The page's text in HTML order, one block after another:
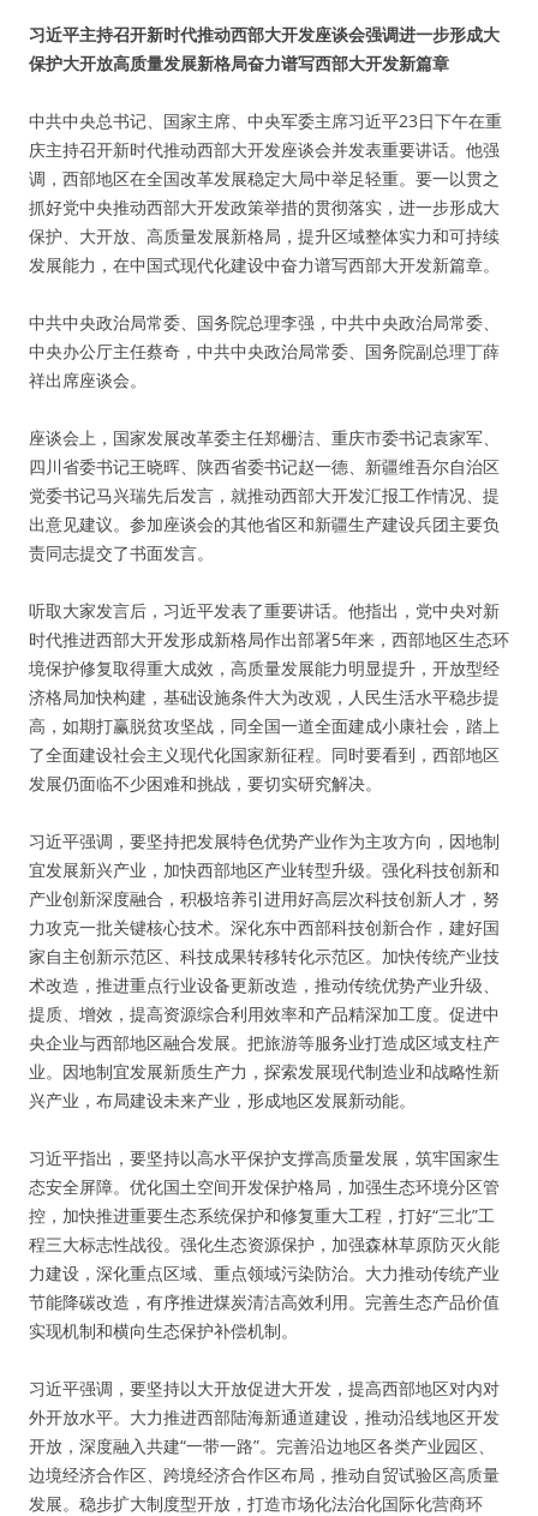
习近平主持召开新时代推动西部大开发座谈会强调进一步形成大
保护大开放高质量发展新格局奋力谱写西部大开发新篇章
中共中央总书记、国家主席、中央军委主席习近平23日下午在重
庆主持召开新时代推动西部大开发座谈会并发表重要讲话。他强
调，西部地区在全国改革发展稳定大局中举足轻重。要一以贯之
抓好党中央推动西部大开发政策举措的贯彻落实，进一步形成大
保护、大开放、高质量发展新格局，提升区域整体实力和可持续
发展能力，在中国式现代化建设中奋力谱写西部大开发新篇章。
中共中央政治局常委、国务院总理李强，中共中央政治局常委、
中央办公厅主任蔡奇，中共中央政治局常委、国务院副总理丁薛
祥出席座谈会。
座谈会上，国家发展改革委主任郑栅洁、重庆市委书记袁家军、
四川省委书记王晓晖、陕西省委书记赵一德、新疆维吾尔自治区
党委书记马兴瑞先后发言，就推动西部大开发汇报工作情况、提
出意见建议。参加座谈会的其他省区和新疆生产建设兵团主要负
责同志提交了书面发言。
听取大家发言后，习近平发表了重要讲话。他指出，党中央对新
时代推进西部大开发形成新格局作出部署5年来，西部地区生态环
境保护修复取得重大成效，高质量发展能力明显提升，开放型经
济格局加快构建，基础设施条件大为改观，人民生活水平稳步提
高，如期打赢脱贫攻坚战，同全国一道全面建成小康社会，踏上
了全面建设社会主义现代化国家新征程。同时要看到，西部地区
发展仍面临不少困难和挑战，要切实研究解决。
习近平强调，要坚持把发展特色优势产业作为主攻方向，因地制
宜发展新兴产业，加快西部地区产业转型升级。强化科技创新和
产业创新深度融合，积极培养引进用好高层次科技创新人才，努
力攻克一批关键核心技术。深化东中西部科技创新合作，建好国
家自主创新示范区、科技成果转移转化示范区。加快传统产业技
术改造，推进重点行业设备更新改造，推动传统优势产业升级、
提质、增效，提高资源综合利用效率和产品精深加工度。促进中
央企业与西部地区融合发展。把旅游等服务业打造成区域支柱产
业。因地制宜发展新质生产力，探索发展现代制造业和战略性新
兴产业，布局建设未来产业，形成地区发展新动能。
习近平指出，要坚持以高水平保护支撑高质量发展，筑牢国家生
态安全屏障。优化国土空间开发保护格局，加强生态环境分区管
控，加快推进重要生态系统保护和修复重大工程，打好“三北”工
程三大标志性战役。强化生态资源保护，加强森林草原防灭火能
力建设，深化重点区域、重点领域污染防治。大力推动传统产业
节能降碳改造，有序推进煤炭清洁高效利用。完善生态产品价值
实现机制和横向生态保护补偿机制。
习近平强调，要坚持以大开放促进大开发，提高西部地区对内对
外开放水平。大力推进西部陆海新通道建设，推动沿线地区开发
开放，深度融入共建“一带一路”。完善沿边地区各类产业园区、
边境经济合作区、跨境经济合作区布局，推动自贸试验区高质量
发展。稳步扩大制度型开放，打造市场化法治化国际化营商环